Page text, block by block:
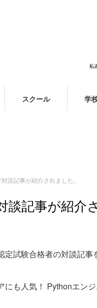
スクール 学
談記事が紹介されました。
記事が紹介
試験合格者の対談記事
にも人気！ Pythonエン